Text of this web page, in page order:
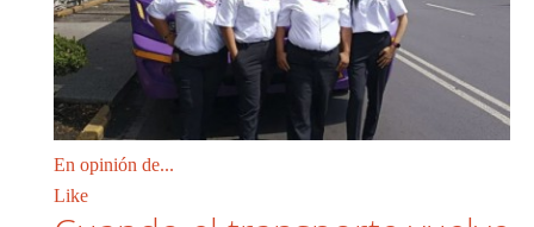
En opinión de...
Like